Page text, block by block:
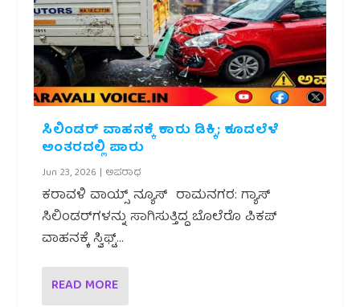
ಸಿಲಿಂಡರ್ ವಾಹನಕ್ಕೆ ಕಾರು ಡಿಕ್ಕಿ; ಕೂದಲೆಳೆ
ಅಂತರದಲ್ಲಿ ಪಾರು
Jun 23, 2026 | ಅಪರಾಧ
ಕರಾವಳಿ ವಾಯ್ಸ್ ನ್ಯೂಸ್ ರಾಮನಗರ: ಗ್ಯಾಸ್
ಸಿಲಿಂಡರ್‌ಗಳನ್ನು ಸಾಗಿಸುತ್ತಿದ್ದ ಬೊಲೆರೊ ಪಿಕಪ್
ವಾಹನಕ್ಕೆ ಸ್ವಿಫ್ಟ್...
READ MORE